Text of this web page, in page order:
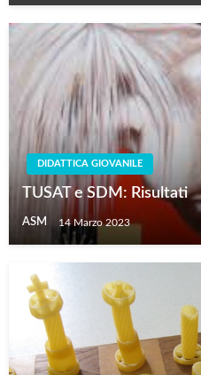
DIDATTICA GIOVANILE
TUSAT e SDM: Risultati
ASM 14 Marzo 2023